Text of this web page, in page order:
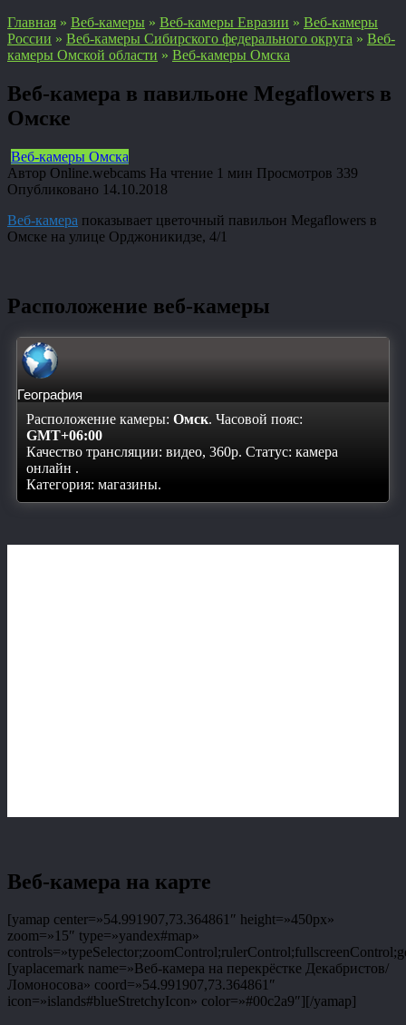
Главная » Веб-камеры » Веб-камеры Евразии » Веб-камеры
России » Веб-камеры Сибирского федерального округа » Веб-
камеры Омской области » Веб-камеры Омска
Веб-камера в павильоне Megaflowers в
Омске
Веб-камеры Омска
Автор Online.webcams На чтение 1 мин Просмотров 339
Опубликовано 14.10.2018
Веб-камера показывает цветочный павильон Megaflowers в
Омске на улице Орджоникидзе, 4/1
Расположение веб-камеры
География
Расположение камеры: Омск. Часовой пояс:
GMT+06:00
Качество трансляции: видео, 360p. Статус: камера
онлайн .
Категория: магазины.
Веб-камера на карте
[yamap center=»54.991907,73.364861″ height=»450px»
zoom=»15″ type=»yandex#map»
[yaplacemark name=»Веб-камера на перекрёстке Декабристов/
Ломоносова» coord=»54.991907,73.364861″
icon=»islands#blueStretchyIcon» color=»#00c2a9″][/yamap]